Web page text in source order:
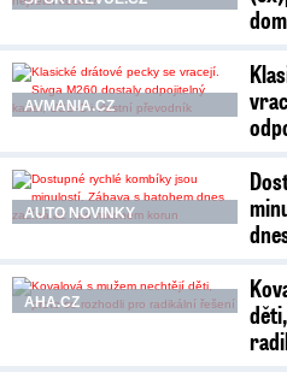
AVMANIA.CZ
AUTO NOVINKY
AHA.CZ